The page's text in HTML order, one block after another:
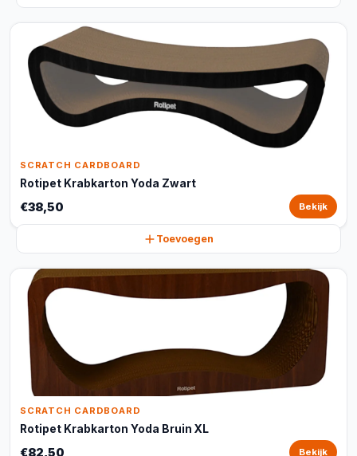
SCRATCH CARDBOARD
Rotipet Krabkarton Yoda Zwart
€38,50 Bekijk
Toevoegen
SCRATCH CARDBOARD
Rotipet Krabkarton Yoda Bruin XL
€82,50 Bekijk